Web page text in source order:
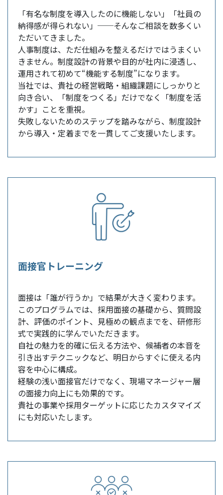
「有名な制度を導入したのに機能しない」「社員の
納得感が得られない」──そんなご相談を数多くい
ただいてきました。
人事制度は、ただ仕組みを整えるだけではうまくい
きません。制度設計の背景や目的が社内に浸透し、
運用されて初めて“機能する制度”になります。
当社では、貴社の経営戦略・組織課題にしっかりと
向き合い、「制度をつくる」だけでなく「制度を活
かす」ことを重視。
失敗しないためのステップを踏みながら、制度設計
から導入・定着までを一貫してご支援いたします。
面接官トレーニング
面接は「誰が行うか」で結果が大きく変わります。
このプログラムでは、採用面接の基礎から、質問設
計、評価のポイント、見極めの観点までを、研修形
式で実践的に学んでいただきます。
自社の魅力を的確に伝える方法や、候補者の本音を
引き出すテクニックなど、明日からすぐに使える内
容を中心に構成。
経験の浅い面接官だけでなく、現場マネージャー層
の面接力向上にも効果的です。
貴社の事業や採用ターゲットに応じたカスタマイズ
にも対応いたします。